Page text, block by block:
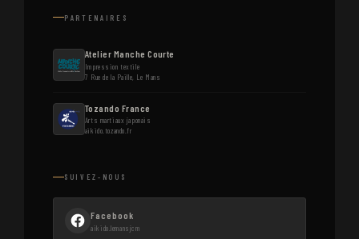
PARTENAIRES
Atelier Manche Courte
Impression textile
7 Rue de la Paille, Le Mans
Tozando France
Arts martiaux japonais
aikido.tozando.fr
SUIVEZ-NOUS
Facebook
aikido.lemansjcm